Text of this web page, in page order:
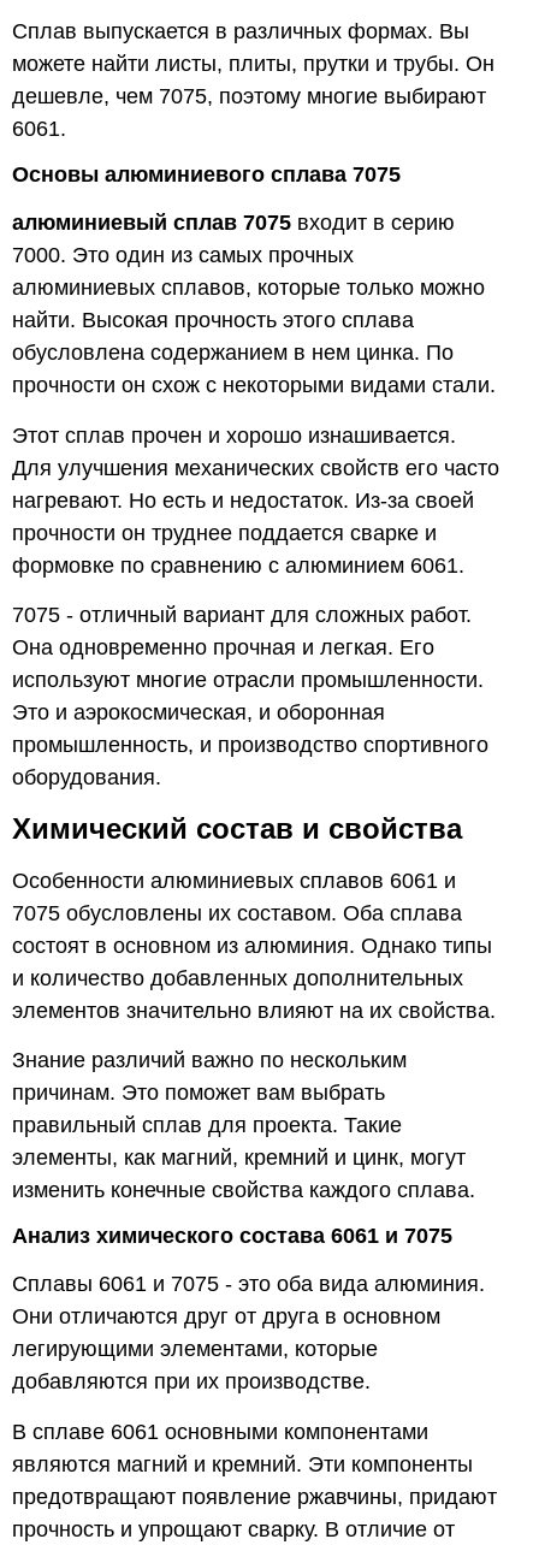
Сплав выпускается в различных формах. Вы
можете найти листы, плиты, прутки и трубы. Он
дешевле, чем 7075, поэтому многие выбирают
6061.
Основы алюминиевого сплава 7075
алюминиевый сплав 7075 входит в серию
7000. Это один из самых прочных
алюминиевых сплавов, которые только можно
найти. Высокая прочность этого сплава
обусловлена содержанием в нем цинка. По
прочности он схож с некоторыми видами стали.
Этот сплав прочен и хорошо изнашивается.
Для улучшения механических свойств его часто
нагревают. Но есть и недостаток. Из-за своей
прочности он труднее поддается сварке и
формовке по сравнению с алюминием 6061.
7075 - отличный вариант для сложных работ.
Она одновременно прочная и легкая. Его
используют многие отрасли промышленности.
Это и аэрокосмическая, и оборонная
промышленность, и производство спортивного
оборудования.
Химический состав и свойства
Особенности алюминиевых сплавов 6061 и
7075 обусловлены их составом. Оба сплава
состоят в основном из алюминия. Однако типы
и количество добавленных дополнительных
элементов значительно влияют на их свойства.
Знание различий важно по нескольким
причинам. Это поможет вам выбрать
правильный сплав для проекта. Такие
элементы, как магний, кремний и цинк, могут
изменить конечные свойства каждого сплава.
Анализ химического состава 6061 и 7075
Сплавы 6061 и 7075 - это оба вида алюминия.
Они отличаются друг от друга в основном
легирующими элементами, которые
добавляются при их производстве.
В сплаве 6061 основными компонентами
являются магний и кремний. Эти компоненты
предотвращают появление ржавчины, придают
прочность и упрощают сварку. В отличие от